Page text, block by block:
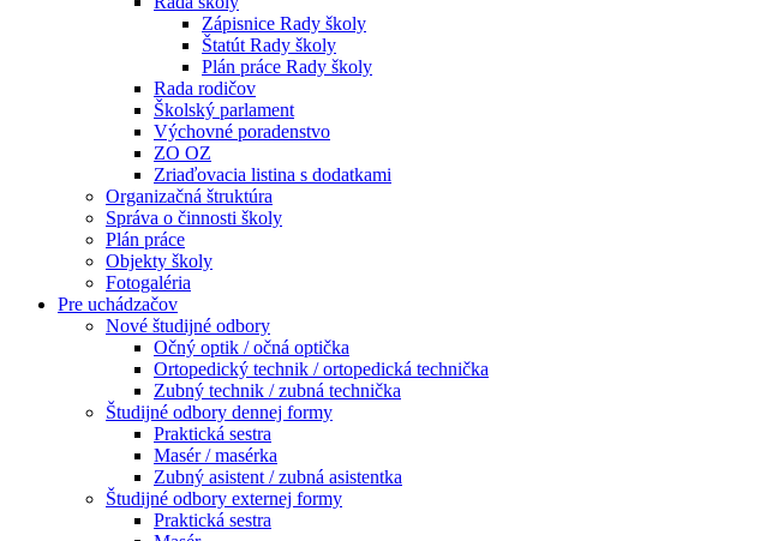
Zápisnice Rady školy
Štatút Rady školy
Plán práce Rady školy
Rada rodičov
Školský parlament
Výchovné poradenstvo
ZO OZ
Zriaďovacia listina s dodatkami
Organizačná štruktúra
Správa o činnosti školy
Plán práce
Objekty školy
Fotogaléria
Pre uchádzačov
Nové študijné odbory
Očný optik / očná optička
Ortopedický technik / ortopedická technička
Zubný technik / zubná technička
Študijné odbory dennej formy
Praktická sestra
Masér / masérka
Zubný asistent / zubná asistentka
Študijné odbory externej formy
Praktická sestra